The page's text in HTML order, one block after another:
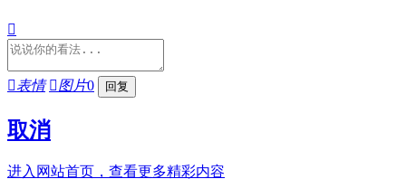

表情 图片0
取消
进入网站首页，查看更多精彩内容